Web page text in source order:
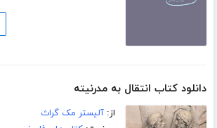
دانلود کتاب انتقال به مدرنیته
از:آلیستر مک گراث